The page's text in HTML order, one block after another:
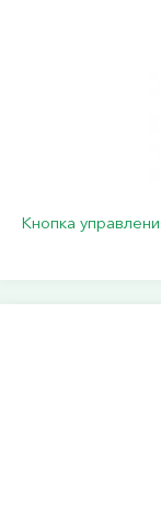
Кнопка